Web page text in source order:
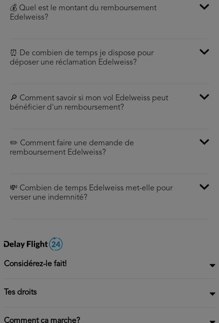
💰 Quel est le montant du remboursement
Edelweiss?
⏰ De combien de temps je dispose pour
déposer une réclamation Edelweiss?
🔎 Comment savoir si mon vol Edelweiss peut
bénéficier d'un remboursement?
✏️ Comment faire une demande de
remboursement Edelweiss?
💸 Combien de temps Edelweiss met-elle pour
verser une indemnité?
Considérez-le fait!
Tes droits
Comment ça marche?